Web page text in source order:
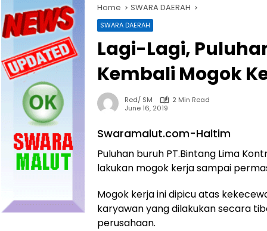
Home SWARA DAERAH
SWARA DAERAH
Lagi-Lagi,
Kembali Mogok
Red/ SM
2 Min Read
June 16, 2019
Swaramalut.com-Haltim
Puluhan buruh PT.Bintang Lima
lakukan mogok kerja sampai
Mogok kerja ini dipicu atas
karyawan yang dilakukan secara
perusahaan.